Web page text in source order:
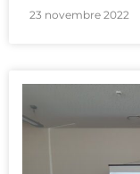
23 novembre 2022